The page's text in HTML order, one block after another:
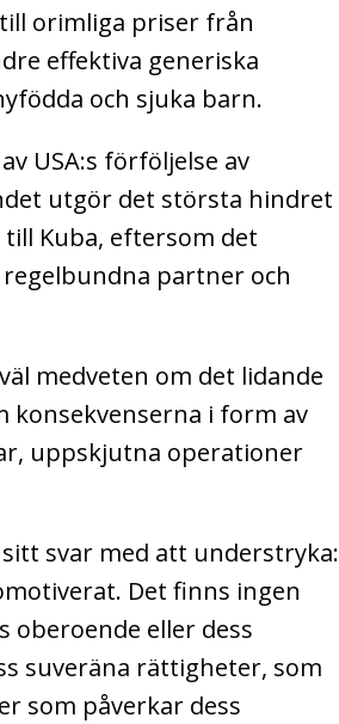
orimliga priser från
effektiva generiska
och sjuka barn.
USA:s förföljelse av
utgör det största hindret
Kuba, eftersom det
partner och
medveten om det lidande
konsekvenserna i form av
uppskjutna operationer
svar med att understryka:
Det finns ingen
oberoende eller dess
suveräna rättigheter, som
som påverkar dess